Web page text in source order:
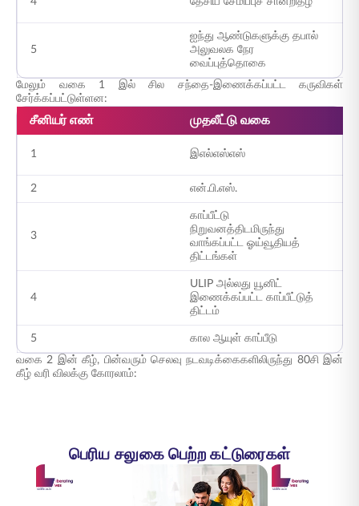
5
ஐந்து ஆண்டுகளுக்கு தபால்
அலுவலக நேர
வைப்புத்தொகை
மேலும் வகை 1 இல் சில சந்தை-இணைக்கப்பட்ட கருவிகள்
சேர்க்கப்பட்டுள்ளன:
சீனியர் எண் முதலீட்டு வகை
1 இஎல்எஸ்எஸ்
2 என்.பி.எஸ்.
3
காப்பீட்டு
நிறுவனத்திடமிருந்து
வாங்கப்பட்ட ஓய்வூதியத்
திட்டங்கள்
4
ULIP அல்லது யூனிட்
இணைக்கப்பட்ட காப்பீட்டுத்
திட்டம்
5 கால ஆயுள் காப்பீடு
வகை 2 இன் கீழ், பின்வரும் செலவு நடவடிக்கைகளிலிருந்து 80சி இன்
கீழ் வரி விலக்கு கோரலாம்:
பெரிய சலுகை பெற்ற கட்டுரைகள்